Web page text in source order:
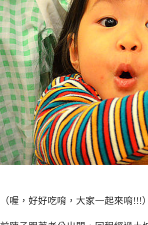
（喔，好好吃唷，大家一起來唷!!!